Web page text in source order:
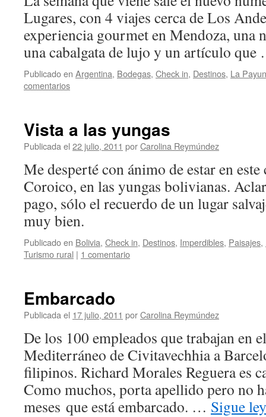
Lugares, con 4 viajes cerca de Los
experiencia gourmet en Mendoza, una
una cabalgata de lujo y un artículo
Publicado en Argentina, Bodegas, Check in, Destinos, La
comentarios
Vista a las yungas
Publicada el 22 julio, 2011 porCarolina Reymúndez
Me desperté con ánimo de estar en
Coroico, en las yungas bolivianas.
pago, sólo el recuerdo de un lugar
muy bien.
Publicado en Bolivia, Check in, Destinos, Imperdibles, Paisajes,
Turismo rural | 1 comentario
Embarcado
Publicada el 17 julio, 2011 porCarolina Reymúndez
De los 100 empleados que trabajan en
Mediterráneo de Civitavechhia a
filipinos. Richard Morales Reguera es
Como muchos, porta apellido pero no
meses que está embarcado. … Sigue